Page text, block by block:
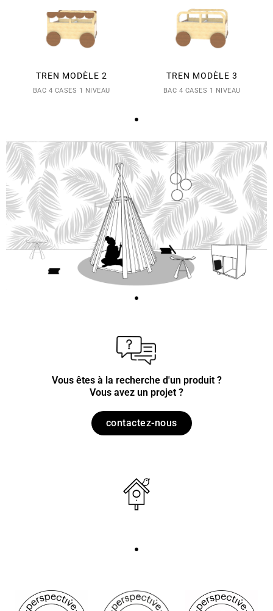
TREN MODÈLE 2
BAC 4 CASES 1 NIVEAU
TREN MODÈLE 3
BAC 4 CASES 1 NIVEAU
Vous êtes à la recherche d'un produit ?
Vous avez un projet ?
contactez-nous